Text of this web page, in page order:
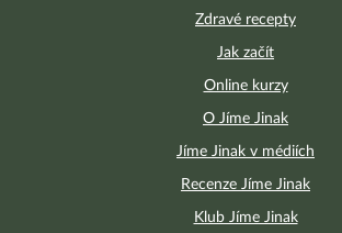
Zdravé recepty
Jak začít
Online kurzy
O Jíme Jinak
Jíme Jinak v médiích
Recenze Jíme Jinak
Klub Jíme Jinak